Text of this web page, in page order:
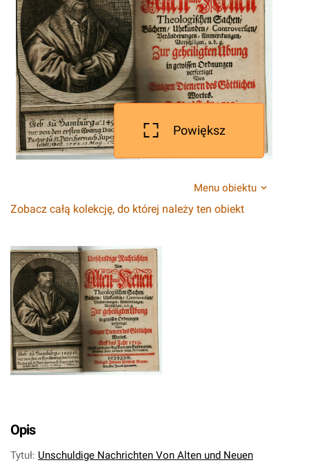
Powiększ
Menu obiektu
Zobacz całą kolekcję, do której należy ten obiekt
Opis
Tytuł: Unschuldige Nachrichten Von Alten und Neuen